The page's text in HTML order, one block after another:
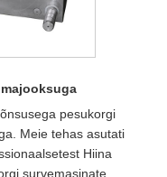
pesukorgi
Meie tehas asutati
Hiina
survemasinate